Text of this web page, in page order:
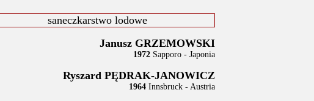
saneczkarstwo lodowe
Janusz GRZEMOWSKI
1972Sapporo - Japonia
Ryszard PĘDRAK-JANOWICZ
1964Innsbruck - Austria